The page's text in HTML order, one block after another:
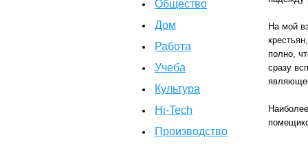
Общество
Дом
Работа
Учеба
Культура
Hi-Tech
Производство
На мой
полно,
сразу